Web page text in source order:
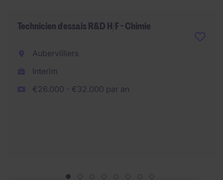
Technicien d'essais R&D H/F - Chimie
Aubervilliers
Interim
€26.000 - €32.000 par an